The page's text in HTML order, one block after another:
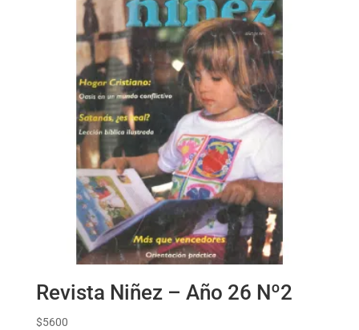
Revista Niñez – Año 26 Nº2
$5600